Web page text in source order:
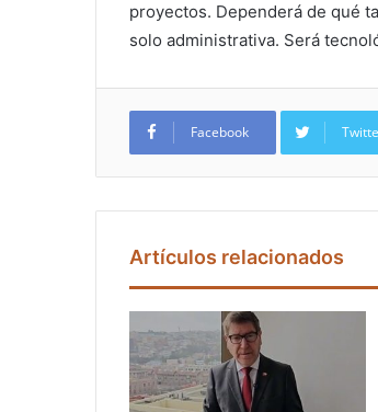
proyectos. Dependerá de qué
solo administrativa. Será
Facebook
Artículos relacionados